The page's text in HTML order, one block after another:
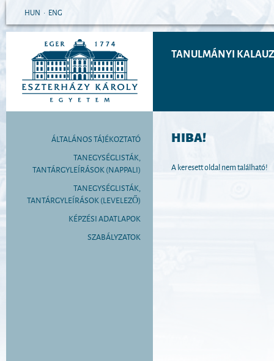
HUN • ENG
TANULMÁNYI
ÁLTALÁNOS TÁJÉKOZTATÓ
TANEGYSÉGLISTÁK,
TANTÁRGYLEÍRÁSOK (NAPPALI)
TANEGYSÉGLISTÁK,
TANTÁRGYLEÍRÁSOK (LEVELEZŐ)
KÉPZÉSI ADATLAPOK
SZABÁLYZATOK
HIBA!
A keresett oldal nem található!